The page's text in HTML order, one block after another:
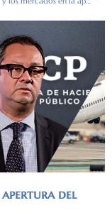
apertura del